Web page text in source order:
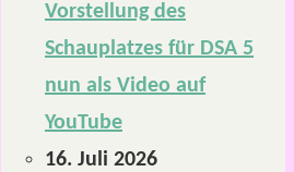
Vorstellung des
Schauplatzes für DSA 5
nun als Video auf
YouTube
16. Juli 2026